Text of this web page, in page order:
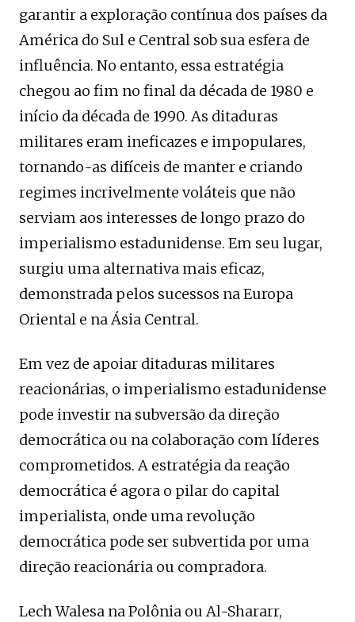
garantir a exploração contínua dos países da
América do Sul e Central sob sua esfera de
influência. No entanto, essa estratégia
chegou ao fim no final da década de 1980 e
início da década de 1990. As ditaduras
militares eram ineficazes e impopulares,
tornando-as difíceis de manter e criando
regimes incrivelmente voláteis que não
serviam aos interesses de longo prazo do
imperialismo estadunidense. Em seu lugar,
surgiu uma alternativa mais eficaz,
demonstrada pelos sucessos na Europa
Oriental e na Ásia Central.
Em vez de apoiar ditaduras militares
reacionárias, o imperialismo estadunidense
pode investir na subversão da direção
democrática ou na colaboração com líderes
comprometidos. A estratégia da reação
democrática é agora o pilar do capital
imperialista, onde uma revolução
democrática pode ser subvertida por uma
direção reacionária ou compradora.
Lech Walesa na Polônia ou Al-Shararr,